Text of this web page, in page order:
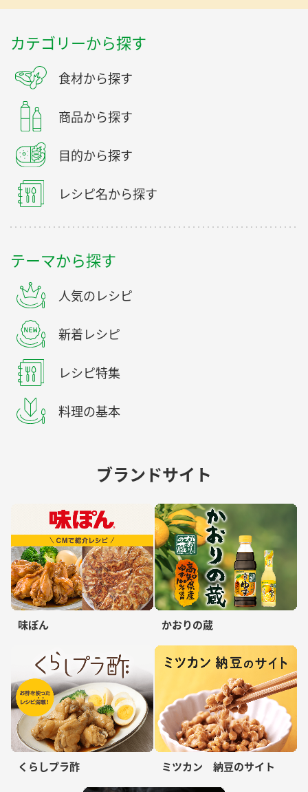
カテゴリーから探す
食材から探す
商品から探す
目的から探す
レシピ名から探す
テーマから探す
人気のレシピ
新着レシピ
レシピ特集
料理の基本
ブランドサイト
味ぽん かおりの蔵
くらしプラ酢 ミツカン 納豆のサイト